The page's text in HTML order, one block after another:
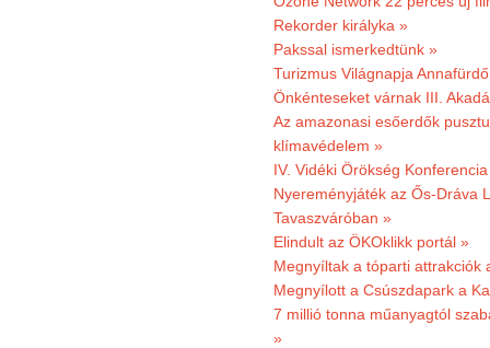
Rekorder királyka »
Pakssal ismerkedtünk »
Turizmus Világnapja
Önkénteseket várnak III.
Az amazonasi esőerdők
klímavédelem »
IV. Vidéki Örökség
Nyereményjáték az Ős-Dráva
Tavaszváróban »
Elindult az ÖKOklikk portál »
Megnyíltak a tóparti attrakciók
Megnyílott a Csúszdapark a
7 millió tonna műanyagtól
»